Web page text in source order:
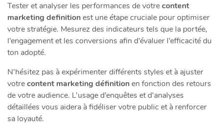
Tester et analyser les performances de votrecontent
marketing definitionest une étape cruciale pour optimiser
votre stratégie. Mesurez des indicateurs tels que la portée,
l’engagement et les conversions afin d’évaluer l’efficacité du
ton adopté.
N’hésitez pas à expérimenter différents styles et à ajuster
votrecontent marketing définitionen fonction des retours
de votre audience. L’usage d’enquêtes et d’analyses
détaillées vous aidera à fidéliser votre public et à renforcer
sa loyauté.